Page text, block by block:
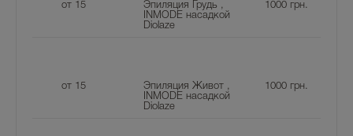
от 15
Эпиляция Грудь ,
INMODE насадкой
Diolaze
1000 грн.
от 15
Эпиляция Живот ,
INMODE насадкой
Diolaze
1000 грн.